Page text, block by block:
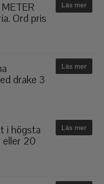
Ord pris
Läs mer
drake 3
Läs mer
i högsta
eller 20
Läs mer